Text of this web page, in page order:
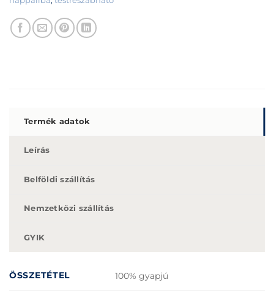
Termék adatok
Leírás
Belföldi szállítás
Nemzetközi szállítás
GYIK
ÖSSZETÉTEL 100% gyapjú